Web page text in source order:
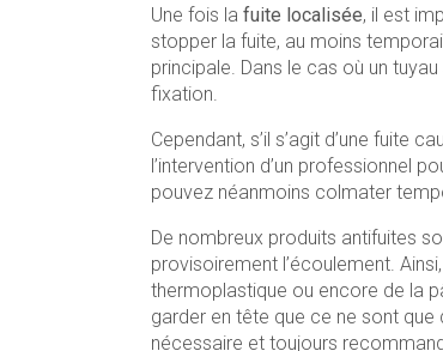
Une fois la fuite localisée, il est
stopper la fuite, au moins
principale. Dans le cas où un
fixation.
Cependant, s’il s’agit d’une fuite
l’intervention d’un professionnel
pouvez néanmoins colmater
De nombreux produits antifuites
provisoirement l’écoulement.
thermoplastique ou encore de la
garder en tête que ce ne sont
nécessaire et toujours